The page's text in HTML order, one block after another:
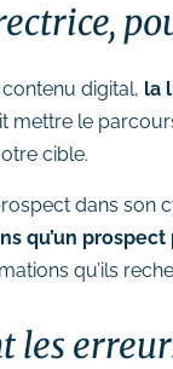
Ads)
digital, la
mettre le
cible.
dans son
qu’un
qu’ils
les